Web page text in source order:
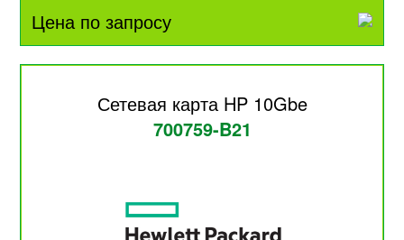
Цена по запросу
Сетевая карта HP 10Gbe
700759-B21